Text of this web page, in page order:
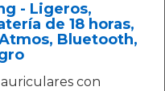
- Ligeros,
de 18 horas,
Bluetooth,
con